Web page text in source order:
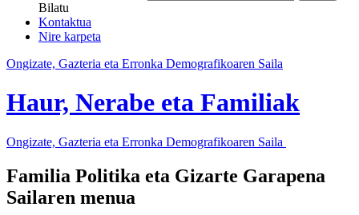
Bilatu
Kontaktua
Nire karpeta
Ongizate, Gazteria eta Erronka Demografikoaren Saila
Haur, Nerabe eta Familiak
Ongizate, Gazteria eta Erronka Demografikoaren Saila
Familia Politika eta Gizarte Garapena
Sailaren menua